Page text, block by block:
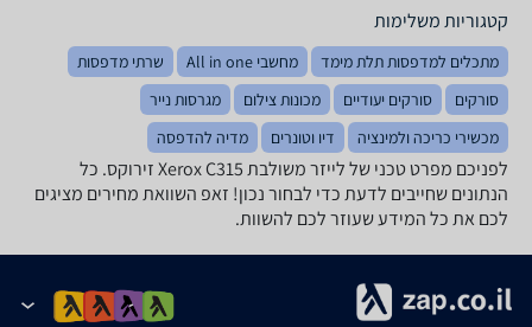
קטגוריות משלימות
מתכלים למדפסות תלת מימד מחשבי All in one
שרתי מדפסות
סורקים
סורקים יעודיים מכונות צילום
מגרסות נייר
מכשירי כריכה ולמינציה
דיו וטונרים מדיה להדפסה
לפניכם מפרט טכני של ‏לייזר ‏משולבת Xerox C315 זירוקס. כל
הנתונים שחייבים לדעת כדי לבחור נכון! זאפ השוואת מחירים מציגים
לכם את כל המידע שעוזר לכם להשוות.